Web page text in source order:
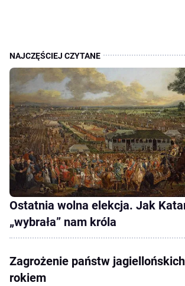
Ostatnia wolna elekcja. Jak
„wybrała” nam króla
Zagrożenie państw
rokiem